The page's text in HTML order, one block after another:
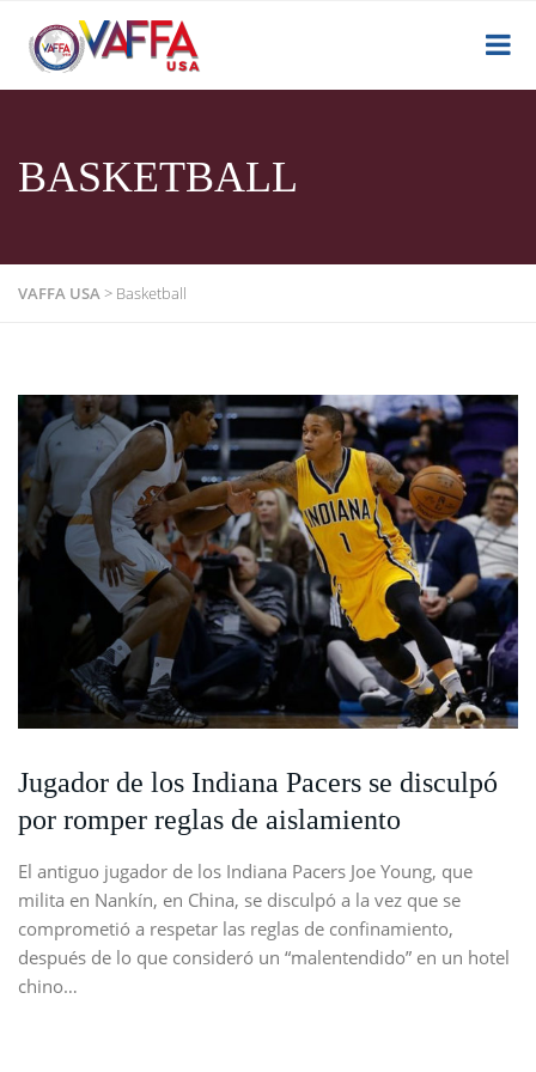
BASKETBALL
VAFFA USA> Basketball
Jugador de los Indiana Pacers se disculpó
por romper reglas de aislamiento
El antiguo jugador de los Indiana Pacers Joe Young, que
milita en Nankín, en China, se disculpó a la vez que se
comprometió a respetar las reglas de confinamiento,
después de lo que consideró un “malentendido” en un hotel
chino…